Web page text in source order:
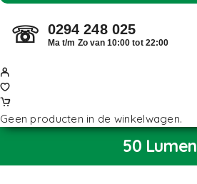
☏ 0294 248 025
Ma t/m Zo van 10:00 tot 22:00
Geen producten in de winkelwagen.
50 Lumen